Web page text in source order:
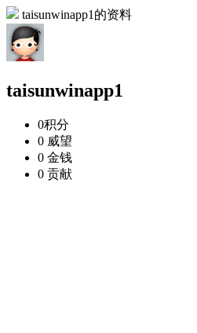
taisunwinapp1的资料
taisunwinapp1
0积分
0 威望
0 金钱
0 贡献